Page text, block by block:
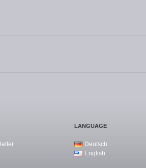
LANGUAGE
Deutsch
English